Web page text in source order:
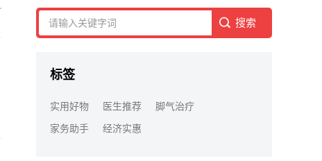
标签
实用好物 医生推荐
脚气治疗
家务助手
经济实惠